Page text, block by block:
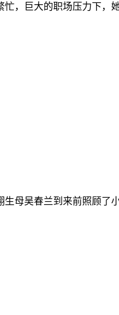
，巨大的职场压力下
母吴春兰到来前照顾